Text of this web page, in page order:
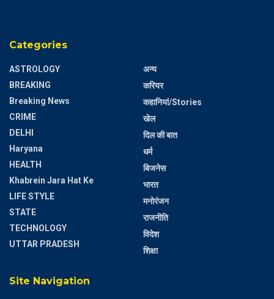
Categories
ASTROLOGY
BREAKING
Breaking News
CRIME
DELHI
Haryana
HEALTH
Khabrein Jara Hat Ke
LIFE STYLE
STATE
TECHNOLOGY
UTTAR PRADESH
अन्य
करियर
कहानियां/Stories
खेल
दिल की बात
धर्म
बिजनेस
भारत
मनोरंजन
राजनीति
विदेश
शिक्षा
Site Navigation